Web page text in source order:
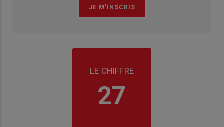
LE CHIFFRE
27